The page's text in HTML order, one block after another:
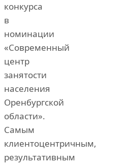
конкурса
в
номинации
«Современный
центр
занятости
населения
Оренбургской
области».
Самым
клиентоцентричным,
результативным